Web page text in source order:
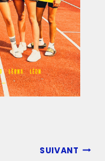
SUIVANT